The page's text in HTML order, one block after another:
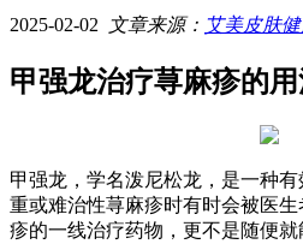
2025-02-02 文章来源： 艾美皮肤
甲强龙治疗荨麻疹的
甲强龙，学名泼尼松龙，是一种
重或难治性荨麻疹时有时会被医
疹的一线治疗药物，更不是随便就